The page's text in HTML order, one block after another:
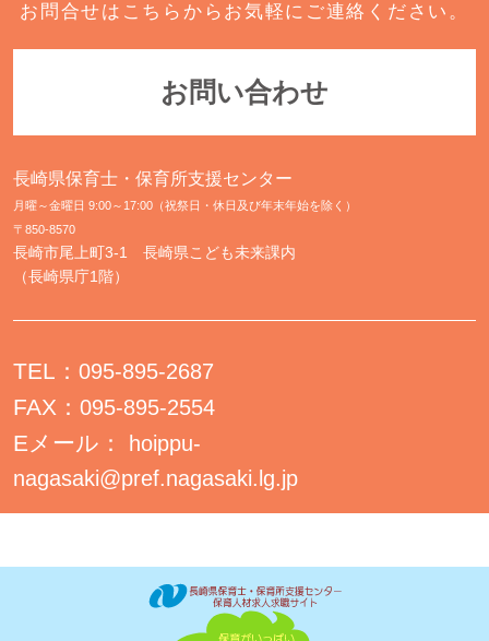
お問合せはこちらからお気軽にご連絡ください。
お問い合わせ
長崎県保育士・保育所支援センター
月曜～金曜日 9:00～17:00（祝祭日・休日及び年末年始を除く）
〒850-8570
長崎市尾上町3-1 長崎県こども未来課内
（長崎県庁1階）
TEL： 095-895-2687
FAX： 095-895-2554
Eメール：
hoippu-
nagasaki@pref.nagasaki.lg.jp